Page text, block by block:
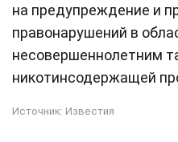
на предупреждение и
правонарушений в
несовершеннолетним
никотинсодержащей
Источник: Известия